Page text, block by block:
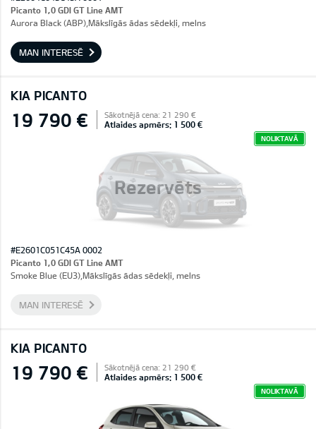
Picanto 1,0 GDI GT Line AMT
Aurora Black (ABP),Mākslīgās ādas sēdekļi, melns
MAN INTERESĒ
KIA PICANTO
Rezervēts
19 790 € Sākotnējā cena: 21 290 €
Atlaides apmērs: 1 500 €
NOLIKTAVĀ
#E2601C051C45A 0002
Picanto 1,0 GDI GT Line AMT
Smoke Blue (EU3),Mākslīgās ādas sēdekļi, melns
MAN INTERESĒ
KIA PICANTO
19 790 € Sākotnējā cena: 21 290 €
Atlaides apmērs: 1 500 €
NOLIKTAVĀ